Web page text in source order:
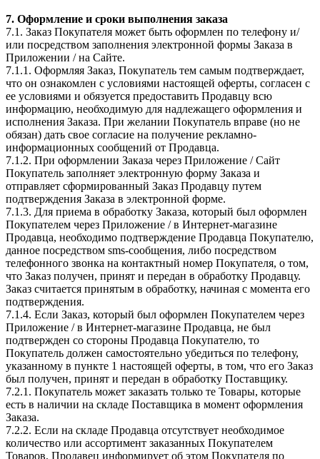
7. Оформление и сроки выполнения заказа
7.1. Заказ Покупателя может быть оформлен по телефону и/
или посредством заполнения электронной формы Заказа в
Приложении / на Сайте.
7.1.1. Оформляя Заказ, Покупатель тем самым подтверждает,
что он ознакомлен с условиями настоящей оферты, согласен с
ее условиями и обязуется предоставить Продавцу всю
информацию, необходимую для надлежащего оформления и
исполнения Заказа. При желании Покупатель вправе (но не
обязан) дать свое согласие на получение рекламно-
информационных сообщений от Продавца.
7.1.2. При оформлении Заказа через Приложение / Сайт
Покупатель заполняет электронную форму Заказа и
отправляет сформированный Заказ Продавцу путем
подтверждения Заказа в электронной форме.
7.1.3. Для приема в обработку Заказа, который был оформлен
Покупателем через Приложение / в Интернет-магазине
Продавца, необходимо подтверждение Продавца Покупателю,
данное посредством sms-сообщения, либо посредством
телефонного звонка на контактный номер Покупателя, о том,
что Заказ получен, принят и передан в обработку Продавцу.
Заказ считается принятым в обработку, начиная с момента его
подтверждения.
7.1.4. Если Заказ, который был оформлен Покупателем через
Приложение / в Интернет-магазине Продавца, не был
подтвержден со стороны Продавца Покупателю, то
Покупатель должен самостоятельно убедиться по телефону,
указанному в пункте 1 настоящей оферты, в том, что его Заказ
был получен, принят и передан в обработку Поставщику.
7.2.1. Покупатель может заказать только те Товары, которые
есть в наличии на складе Поставщика в момент оформления
Заказа.
7.2.2. Если на складе Продавца отсутствует необходимое
количество или ассортимент заказанных Покупателем
Товаров, Продавец информирует об этом Покупателя по